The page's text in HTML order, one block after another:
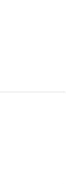
te horen dat je
Heel veel
je tevreden bent
er van!